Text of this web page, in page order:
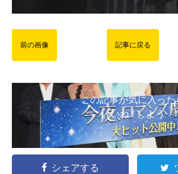
前の画像 記事に戻る
この記事が気に入った
いいね ! しよう
シェアする